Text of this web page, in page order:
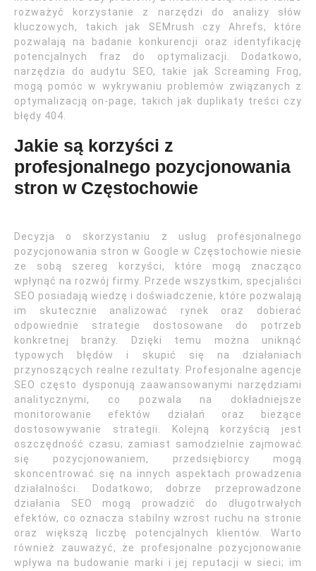
rozważyć korzystanie z narzędzi do analizy słów
kluczowych, takich jak SEMrush czy Ahrefs, które
pozwalają na badanie konkurencji oraz identyfikację
potencjalnych fraz do optymalizacji. Dodatkowo,
narzędzia do audytu SEO, takie jak Screaming Frog,
mogą pomóc w wykrywaniu problemów związanych z
optymalizacją on-page, takich jak duplikaty treści czy
błędy 404.
Jakie są korzyści z
profesjonalnego pozycjonowania
stron w Częstochowie
Decyzja o skorzystaniu z usług profesjonalnego
pozycjonowania stron w Google w Częstochowie niesie
ze sobą szereg korzyści, które mogą znacząco
wpłynąć na rozwój firmy. Przede wszystkim, specjaliści
SEO posiadają wiedzę i doświadczenie, które pozwalają
im skutecznie analizować rynek oraz dobierać
odpowiednie strategie dostosowane do potrzeb
konkretnej branży. Dzięki temu można uniknąć
typowych błędów i skupić się na działaniach
przynoszących realne rezultaty. Profesjonalne agencje
SEO często dysponują zaawansowanymi narzędziami
analitycznymi, co pozwala na dokładniejsze
monitorowanie efektów działań oraz bieżące
dostosowywanie strategii. Kolejną korzyścią jest
oszczędność czasu; zamiast samodzielnie zajmować
się pozycjonowaniem, przedsiębiorcy mogą
skoncentrować się na innych aspektach prowadzenia
działalności. Dodatkowo, dobrze przeprowadzone
działania SEO mogą prowadzić do długotrwałych
efektów, co oznacza stabilny wzrost ruchu na stronie
oraz większą liczbę potencjalnych klientów. Warto
również zauważyć, że profesjonalne pozycjonowanie
wpływa na budowanie marki i jej reputacji w sieci; im